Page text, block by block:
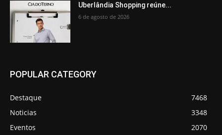
Uberlândia Shopping reúne...
6 de agosto de 2026
POPULAR CATEGORY
Destaque
7468
Noticias
3348
Eventos
2070